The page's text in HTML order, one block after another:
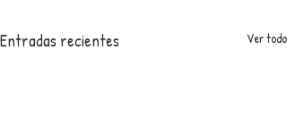
Entradas recientes Ver todo